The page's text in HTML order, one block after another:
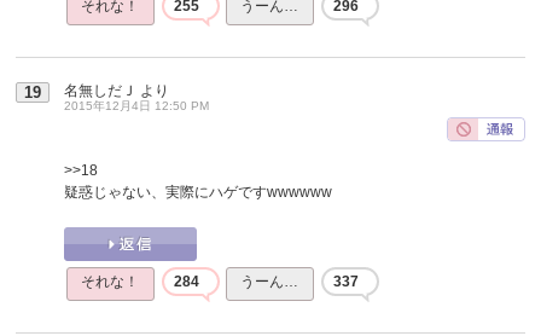
それな！ 255 うーん… 296
19 名無しだＪ より
2015年12月4日 12:50 PM
>>18
疑惑じゃない、実際にハゲですwwwwww
それな！ 284 うーん… 337